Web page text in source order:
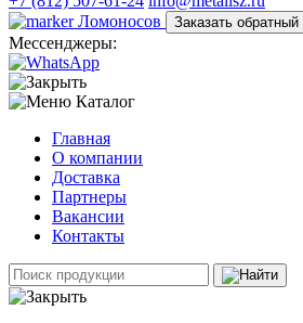
Ломоносов
Заказать обратный
Мессенджеры:
Каталог
Главная
О компании
Доставка
Партнеры
Вакансии
Контакты